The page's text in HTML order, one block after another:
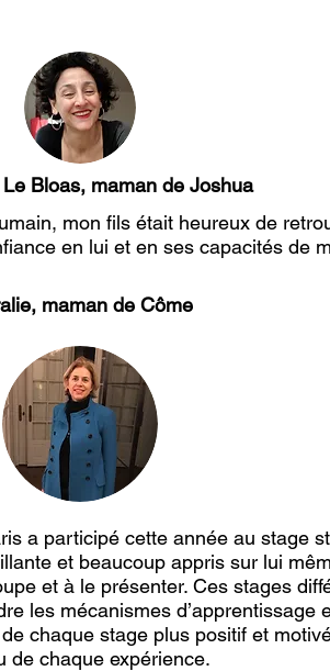
Bloas, maman de Joshua
mon fils était heureux de
en lui et en ses capacités de
maman de Côme
a participé cette année au stage
et beaucoup appris sur lui
et à le présenter. Ces stages
les mécanismes d’apprentissage
chaque stage plus positif et
de chaque expérience.